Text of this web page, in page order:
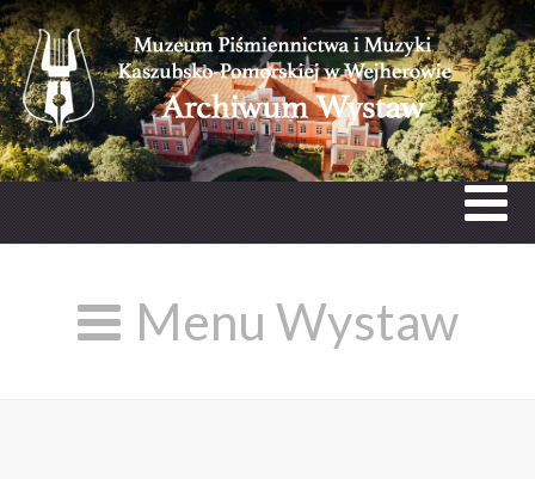
Menu Wystaw